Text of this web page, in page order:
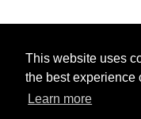
This website uses
the best experience
Learn more